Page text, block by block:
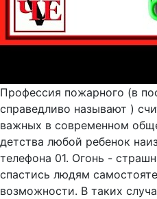
Профессия пожарного (в
справедливо называют )
важных в современном
детства любой ребенок
телефона 01. Огонь -
спастись людям
возможности. В таких